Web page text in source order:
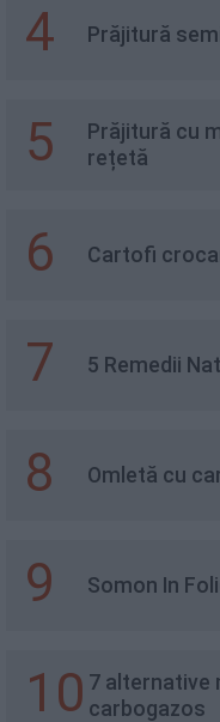
4 Prăjitură
5
Prăjitură cu
rețetă
6 Cartofi
7 5 Remedii
8 Omletă cu
9 Somon In
10 7 alternative
carbogazos